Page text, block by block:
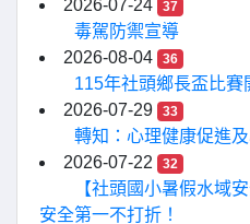
2026-07-24
37
毒駕防禦宣導
2026-08-04
36
115年社頭鄉長盃比賽
2026-07-29
33
轉知：心理健康促進
2026-07-22
32
【社頭國小暑假水域
安全第一不打折！